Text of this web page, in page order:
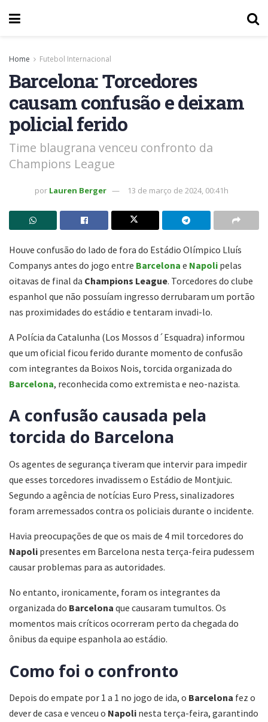
Home Futebol Internacional
Barcelona: Torcedores
causam confusão e deixam
policial ferido
Time blaugrana venceu confronto da
Champions League
por Lauren Berger 13 de março de 2024, 00:41h
Houve confusão do lado de fora do Estádio Olímpico Lluís
Companys antes do jogo entre Barcelona e Napoli pelas
oitavas de final da Champions League. Torcedores do clube
espanhol que não possuíam ingresso derrubaram um portão
nas proximidades do estádio e tentaram invadi-lo.
A Polícia da Catalunha (Los Mossos d´Esquadra) informou
que um oficial ficou ferido durante momento de confusão
com integrantes da Boixos Nois, torcida organizada do
Barcelona, reconhecida como extremista e neo-nazista.
A confusão causada pela
torcida do Barcelona
Os agentes de segurança tiveram que intervir para impedir
que esses torcedores invadissem o Estádio de Montjuic.
Segundo a agência de notícias Euro Press, sinalizadores
foram arremessados contra os policiais durante o incidente.
Havia preocupações de que os mais de 4 mil torcedores do
Napoli presentes em Barcelona nesta terça-feira pudessem
causar problemas para as autoridades.
No entanto, ironicamente, foram os integrantes da
organizada do Barcelona que causaram tumultos. Os
momentos mais críticos ocorreram perto da chegada do
ônibus da equipe espanhola ao estádio.
Como foi o confronto
Depois do empate por 1 a 1 no jogo de ida, o Barcelona fez o
dever de casa e venceu o Napoli nesta terça-feira, garantindo